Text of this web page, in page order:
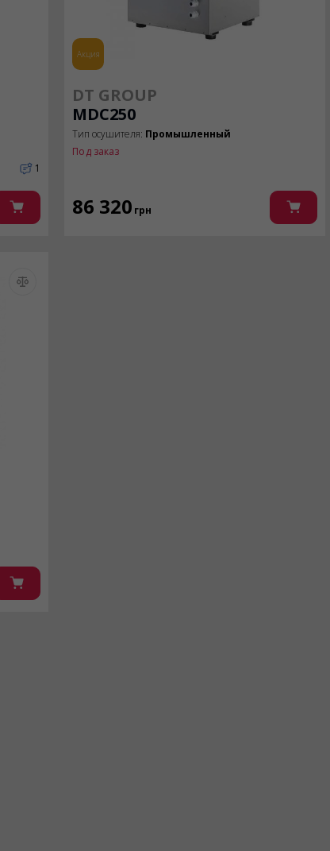
1
Акция
DT GROUP
MDC250
Тип осушителя: Промышленный
Под заказ
86 320 грн